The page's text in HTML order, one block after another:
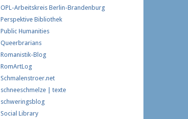
OPL-Arbeitskreis Berlin-Brandenburg
Perspektive Bibliothek
Public Humanities
Queerbrarians
Romanistik-Blog
RomArtLog
Schmalenstroer.net
schneeschmelze | texte
schweringsblog
Social Library